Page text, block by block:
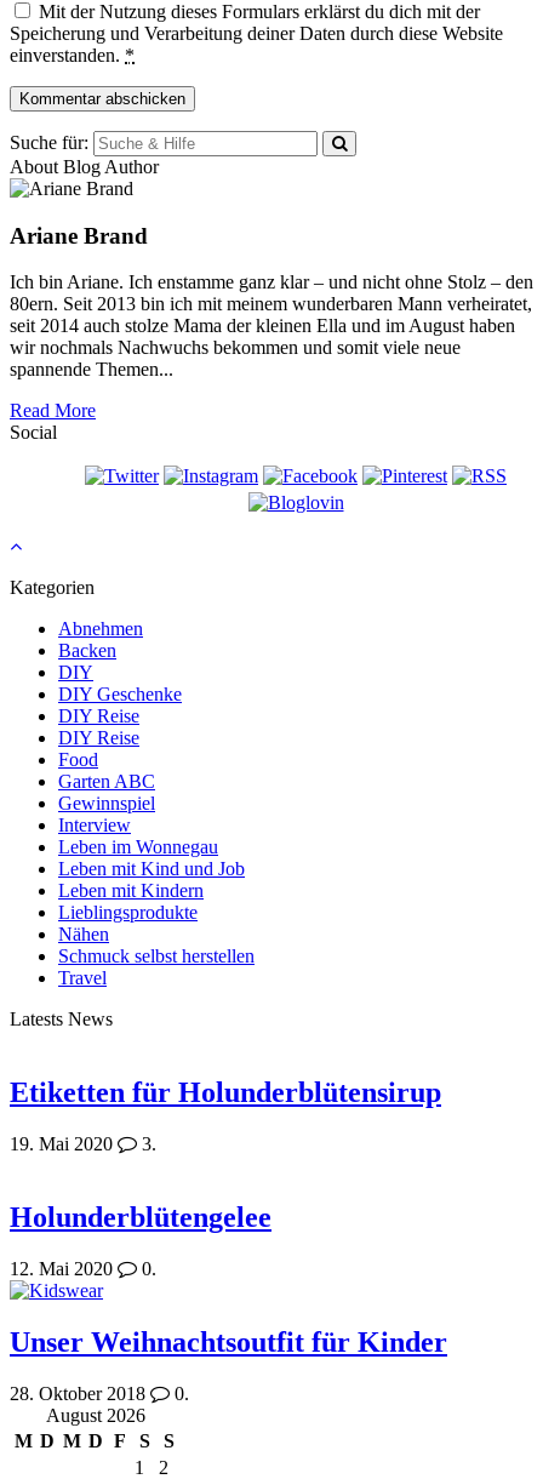
Mit der Nutzung dieses Formulars erklärst du dich mit der
Speicherung und Verarbeitung deiner Daten durch diese Website
einverstanden. *
Suche für:
About Blog Author
Ariane Brand
Ich bin Ariane. Ich enstamme ganz klar – und nicht ohne Stolz – den
80ern. Seit 2013 bin ich mit meinem wunderbaren Mann verheiratet,
seit 2014 auch stolze Mama der kleinen Ella und im August haben
wir nochmals Nachwuchs bekommen und somit viele neue
spannende Themen...
Read More
Social
Kategorien
Abnehmen
Backen
DIY
DIY Geschenke
DIY Reise
DIY Reise
Food
Garten ABC
Gewinnspiel
Interview
Leben im Wonnegau
Leben mit Kind und Job
Leben mit Kindern
Lieblingsprodukte
Nähen
Schmuck selbst herstellen
Travel
Latests News
Etiketten für Holunderblütensirup
19. Mai 2020 3.
Holunderblütengelee
12. Mai 2020 0.
Unser Weihnachtsoutfit für Kinder
28. Oktober 2018
0.
August 2026
M D M D F S
S
1
2